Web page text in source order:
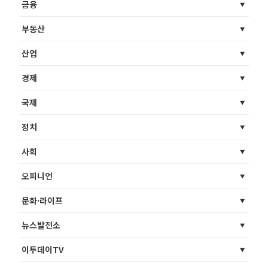
금융
부동산
산업
경제
국제
정치
사회
오피니언
문화·라이프
뉴스발전소
이투데이TV